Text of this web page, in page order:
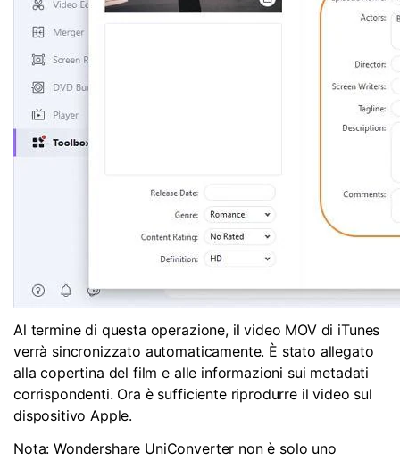
Al termine di questa operazione, il video MOV di iTunes
verrà sincronizzato automaticamente. È stato allegato
alla copertina del film e alle informazioni sui metadati
corrispondenti. Ora è sufficiente riprodurre il video sul
dispositivo Apple.
Nota: Wondershare UniConverter non è solo uno